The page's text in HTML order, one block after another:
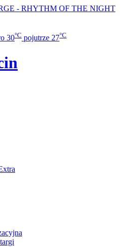
- RHYTHM OF THE NIGHT
30°C pojutrze 27°C